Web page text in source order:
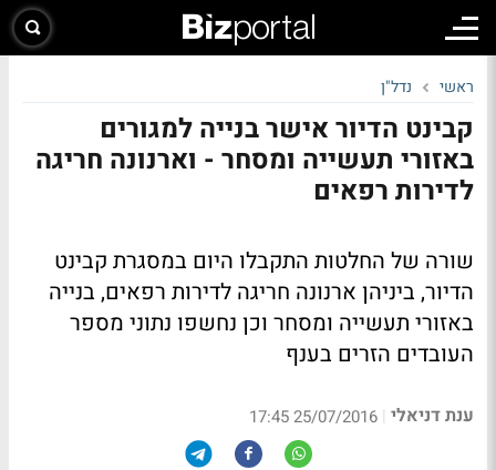
ראשי נדל"ן
קבינט הדיור אישר בנייה למגורים
באזורי תעשייה ומסחר - וארנונה חריגה
לדירות רפאים
שורה של החלטות התקבלו היום במסגרת קבינט
הדיור, ביניהן ארנונה חריגה לדירות רפאים, בנייה
באזורי תעשייה ומסחר וכן נחשפו נתוני מספר
העובדים הזרים בענף
ענת דניאלי |
25/07/2016 17:45